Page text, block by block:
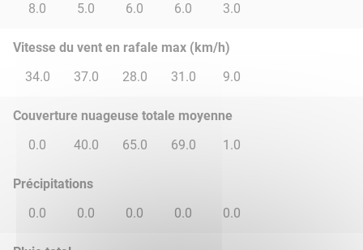
8.0
5.0 6.0 6.0 3.0
Vitesse du vent en rafale max (km/h)
34.0
37.0 28.0 31.0 9.0
Couverture nuageuse totale moyenne
0.0
40.0 65.0 69.0 1.0
Précipitations
0.0
0.0 0.0 0.0 0.0